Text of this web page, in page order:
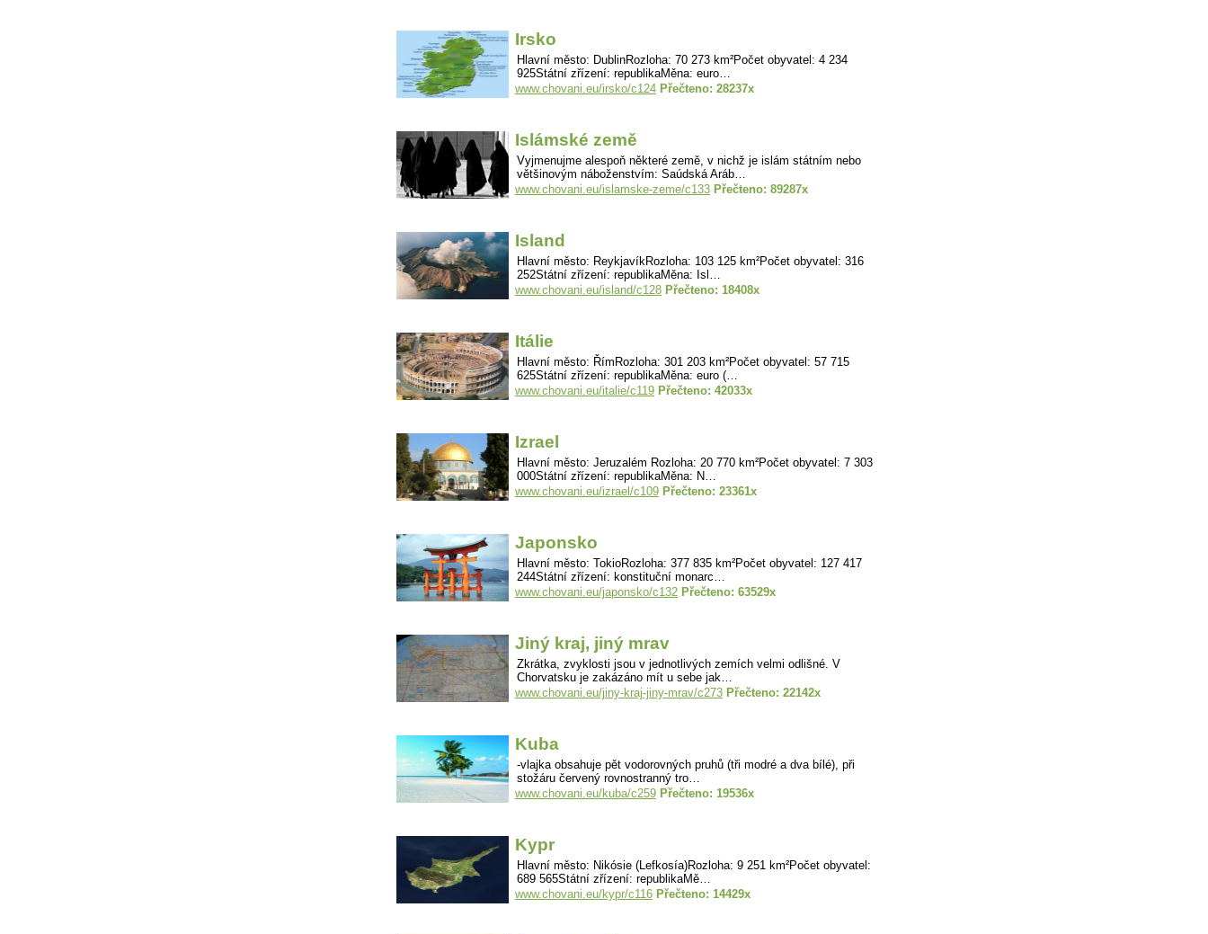
Irsko
Hlavní město: DublinRozloha: 70 273 km²Počet obyvatel: 4 234
925Státní zřízení: republikaMěna: euro…
www.chovani.eu/irsko/c124 Přečteno: 28237x
Islámské země
Vyjmenujme alespoň některé země, v nichž je islám státním nebo
většinovým náboženstvím: Saúdská Aráb…
www.chovani.eu/islamske-zeme/c133 Přečteno: 89287x
Island
Hlavní město: ReykjavíkRozloha: 103 125 km²Počet obyvatel: 316
252Státní zřízení: republikaMěna: Isl…
www.chovani.eu/island/c128 Přečteno: 18408x
Itálie
Hlavní město: ŘímRozloha: 301 203 km²Počet obyvatel: 57 715
625Státní zřízení: republikaMěna: euro (…
www.chovani.eu/italie/c119 Přečteno: 42033x
Izrael
Hlavní město: Jeruzalém Rozloha: 20 770 km²Počet obyvatel: 7 303
000Státní zřízení: republikaMěna: N…
www.chovani.eu/izrael/c109 Přečteno: 23361x
Japonsko
Hlavní město: TokioRozloha: 377 835 km²Počet obyvatel: 127 417
244Státní zřízení: konstituční monarc…
www.chovani.eu/japonsko/c132 Přečteno: 63529x
Jiný kraj, jiný mrav
Zkrátka, zvyklosti jsou v jednotlivých zemích velmi odlišné. V
Chorvatsku je zakázáno mít u sebe jak…
www.chovani.eu/jiny-kraj-jiny-mrav/c273 Přečteno: 22142x
Kuba
-vlajka obsahuje pět vodorovných pruhů (tři modré a dva bílé), při
stožáru červený rovnostranný tro…
www.chovani.eu/kuba/c259 Přečteno: 19536x
Kypr
Hlavní město: Nikósie (Lefkosía)Rozloha: 9 251 km²Počet obyvatel:
689 565Státní zřízení: republikaMě…
www.chovani.eu/kypr/c116 Přečteno: 14429x